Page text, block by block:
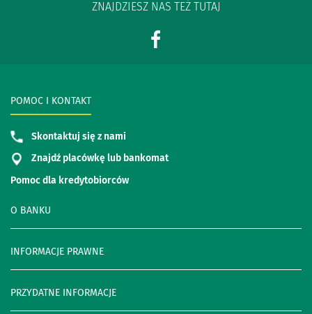
ZNAJDZIESZ NAS TEŻ TUTAJ
O BANKU
INFORMACJE PRAWNE
PRZYDATNE INFORMACJE
POMOC I KONTAKT
Skontaktuj się z nami
Znajdź placówkę lub bankomat
Pomoc dla kredytobiorców